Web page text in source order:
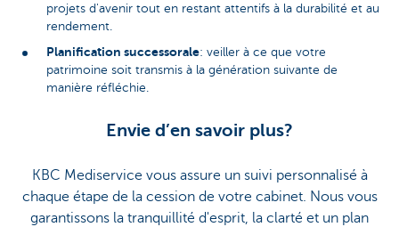
projets d'avenir tout en restant attentifs à la durabilité et au
rendement.
Planification successorale: veiller à ce que votre
patrimoine soit transmis à la génération suivante de
manière réfléchie.
Envie d’en savoir plus?
KBC Mediservice vous assure un suivi personnalisé à
chaque étape de la cession de votre cabinet. Nous vous
garantissons la tranquillité d'esprit, la clarté et un plan